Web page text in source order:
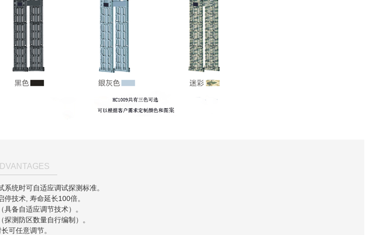
统时可自适应调试探测标准。
技术, 寿命延长100倍。
具备自适应调节技术）。
测防区数量自行编制）。
可任意调节。